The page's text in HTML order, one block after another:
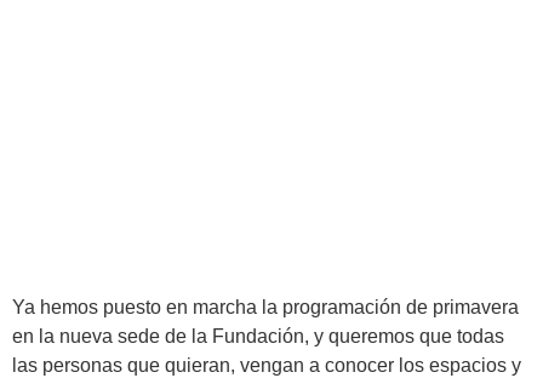
Ya hemos puesto en marcha la programación de primavera
en la nueva sede de la Fundación, y queremos que todas
las personas que quieran, vengan a conocer los espacios y